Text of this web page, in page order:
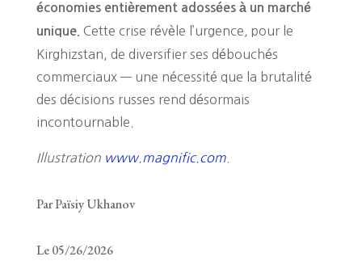
économies entièrement adossées à un marché
unique. Cette crise révèle l’urgence, pour le
Kirghizstan, de diversifier ses débouchés
commerciaux — une nécessité que la brutalité
des décisions russes rend désormais
incontournable.
Illustration www.magnific.com.
Par Païsiy Ukhanov
Le 05/26/2026